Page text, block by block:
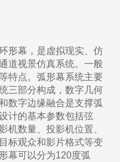
形幕，是虚拟现实、仿
道视景仿真系统。一般
特点。弧形幕系统主要
三部分构成，数字几何
数字边缘融合是支撑弧
计的基本参数包括弦
机数量、投影机位置、
标观众和影片格式等变
幕可以分为120度弧